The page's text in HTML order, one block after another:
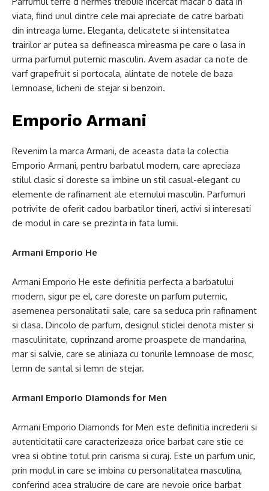
viata, fiind unul dintre cele mai apreciate de catre barbati
din intreaga lume. Eleganta, delicatete si intensitatea
trairilor ar putea sa defineasca mireasma pe care o lasa in
urma parfumul puternic masculin. Avem asadar ca note de
varf grapefruit si portocala, alintate de notele de baza
lemnoase, licheni de stejar si benzoin.
Emporio Armani
Revenim la marca Armani, de aceasta data la colectia
Emporio Armani, pentru barbatul modern, care apreciaza
stilul clasic si doreste sa imbine un stil casual-elegant cu
elemente de rafinament ale eternului masculin. Parfumuri
potrivite de oferit cadou barbatilor tineri, activi si interesati
de modul in care se prezinta in fata lumii.
Armani Emporio He
Armani Emporio He este definitia perfecta a barbatului
modern, sigur pe el, care doreste un parfum puternic,
asemenea personalitatii sale, care sa seduca prin rafinament
si clasa. Dincolo de parfum, designul sticlei denota mister si
masculinitate, cuprinzand arome proaspete de mandarina,
mar si salvie, care se aliniaza cu tonurile lemnoase de mosc,
lemn de santal si lemn de stejar.
Armani Emporio Diamonds for Men
Armani Emporio Diamonds for Men este definitia increderii si
autenticitatii care caracterizeaza orice barbat care stie ce
vrea si obtine totul prin carisma si curaj. Este un parfum unic,
prin modul in care se imbina cu personalitatea masculina,
conferind acea stralucire de care are nevoie orice barbat